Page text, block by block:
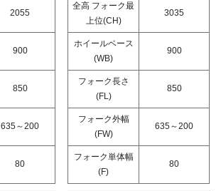
2055
900
850
635～200
80
全高 フォーク最
上位(CH)
3035
ホイールベース
(WB)
900
フォーク長さ
(FL)
850
フォーク外幅
(FW)
635～200
フォーク単体幅
(F)
80